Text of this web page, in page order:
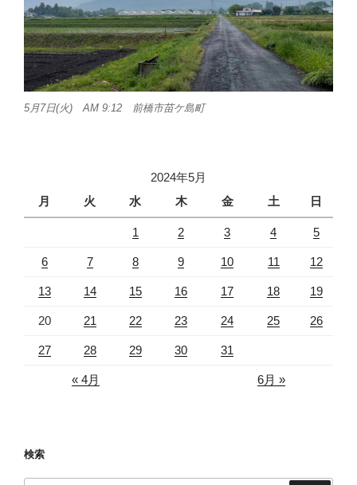
5月7日(火) AM 9:12 前橋市苗ケ島町
2024年5月
月
火 水 木 金 土 日
1 2 3 4 5
6 7 8 9 10 11 12
13 14 15 16 17 18 19
20 21 22 23 24 25 26
27 28 29 30 31
« 4月 6月 »
検索